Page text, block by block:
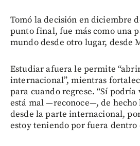
Tomó la decisión en diciembre
punto final, fue más como una
mundo desde otro lugar, desde
Estudiar afuera le permite
internacional”, mientras
para cuando regrese. “Sí
está mal —reconoce—, de
desde la parte internacional,
estoy teniendo por fuera dentro